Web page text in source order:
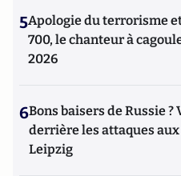
5Apologie du terrorisme
700, le chanteur à
2026
6Bons baisers de Russie ?
derrière les attaques
Leipzig